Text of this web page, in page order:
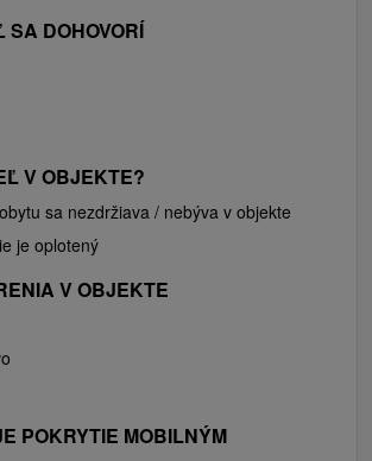
SA DOHOVORÍ
V OBJEKTE?
sa nezdržiava / nebýva v objekte
je oplotený
V OBJEKTE
POKRYTIE MOBILNÝM